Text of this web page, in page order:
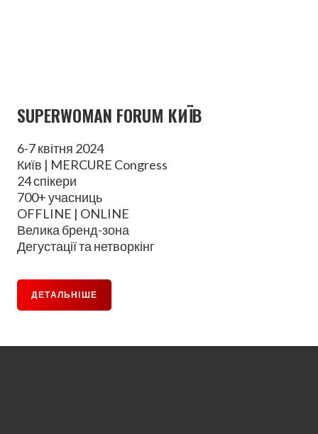
SUPERWOMAN FORUM КИЇВ
6-7 квітня 2024
Київ | MERCURE Congress
24 спікери
700+ учасниць
OFFLINE | ONLINE
Велика бренд-зона
Дегустації та нетворкінг
ДЕТАЛЬНІШЕ